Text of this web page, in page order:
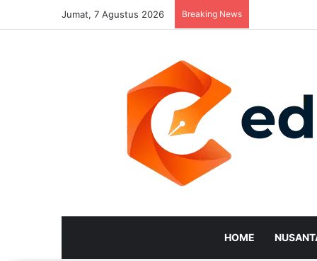
Jumat, 7 Agustus 2026 Breaking News
HOME